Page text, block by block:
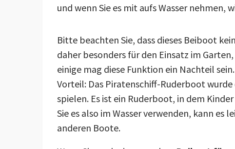
und wenn Sie es mit aufs Wasser nehmen,
Bitte beachten Sie, dass dieses Beiboot
daher besonders für den Einsatz im
einige mag diese Funktion ein Nachteil
Vorteil: Das Piratenschiff-Ruderboot
spielen. Es ist ein Ruderboot, in dem
Sie es also im Wasser verwenden, kann es
anderen Boote.